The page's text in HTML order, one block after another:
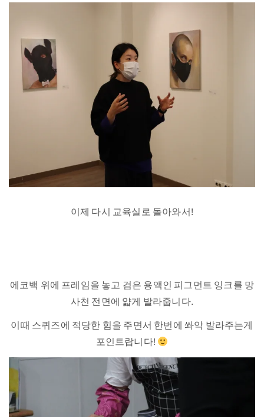
이제 다시 교육실로 돌아와서!
에코백 위에 프레임을 놓고 검은 용액인 피그먼트 잉크를 망
사천 전면에 얇게 발라줍니다.
이때 스퀴즈에 적당한 힘을 주면서 한번에 쏴악 발라주는게
포인트랍니다!